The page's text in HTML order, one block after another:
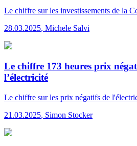
Le chiffre sur les investissements de la
28.03.2025, Michele Salvi
Le chiffre 173 heures prix
l’électricité
Le chiffre sur les prix négatifs de
21.03.2025, Simon Stocker